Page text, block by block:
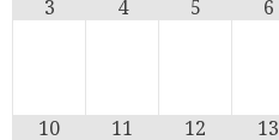
3 4 5 6
10 11 12 13